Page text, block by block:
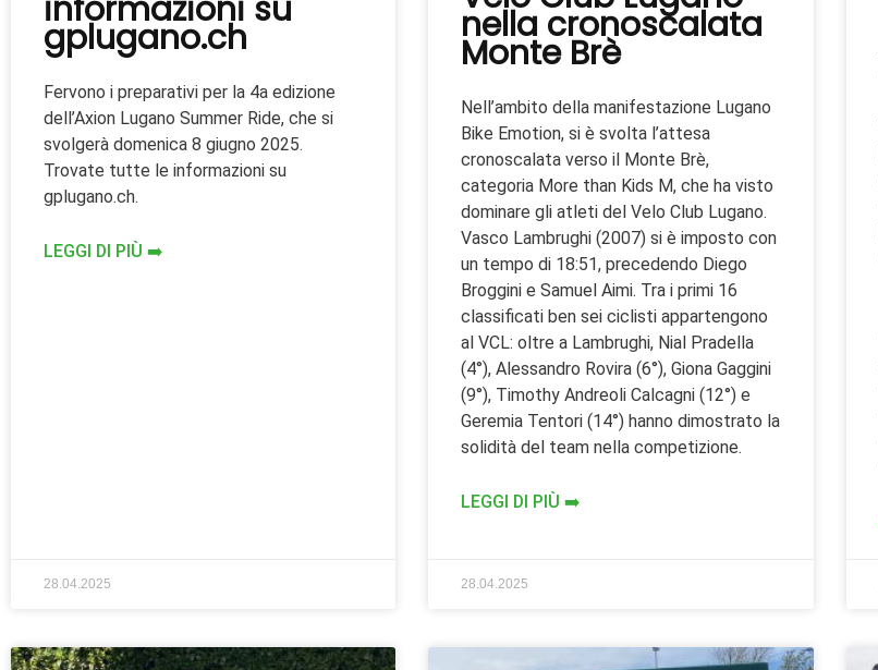
informazioni su
gplugano.ch
Fervono i preparativi per la 4a edizione
dell’Axion Lugano Summer Ride, che si
svolgerà domenica 8 giugno 2025.
Trovate tutte le informazioni su
gplugano.ch.
LEGGI DI PIÙ ➡️
28.04.2025
nella cronoscalata
Monte Brè
Nell’ambito della manifestazione Lugano
Bike Emotion, si è svolta l’attesa
cronoscalata verso il Monte Brè,
categoria More than Kids M, che ha visto
dominare gli atleti del Velo Club Lugano.
Vasco Lambrughi (2007) si è imposto con
un tempo di 18:51, precedendo Diego
Broggini e Samuel Aimi. Tra i primi 16
classificati ben sei ciclisti appartengono
al VCL: oltre a Lambrughi, Nial Pradella
(4°), Alessandro Rovira (6°), Giona Gaggini
(9°), Timothy Andreoli Calcagni (12°) e
Geremia Tentori (14°) hanno dimostrato la
solidità del team nella competizione.
LEGGI DI PIÙ ➡️
28.04.2025